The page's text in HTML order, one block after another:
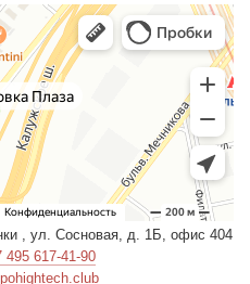
, ул. Сосновая, д. 1Б, офис 404
495 617-41-90